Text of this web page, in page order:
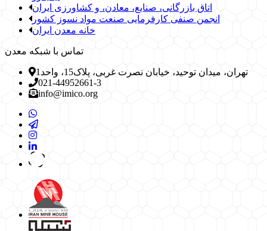
اتاق بازرگانی، صنایع، معادن، و کشاورزی ایران
انجمن صنفی کارفرمایی صنعت مواد نسوز کشور
خانه معدن ایران
تماس با شبکه معدن
تهران، میدان توحید، خیابان نصرت غربی، پلاک15، واحد1
021-44952661-3
info@imico.org